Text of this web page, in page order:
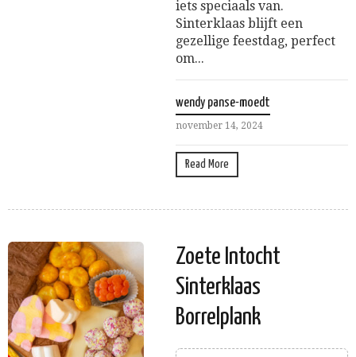
iets speciaals van.
Sinterklaas blijft een
gezellige feestdag, perfect
om...
wendy panse-moedt
november 14, 2024
Read More
Zoete Intocht
Sinterklaas
Borrelplank